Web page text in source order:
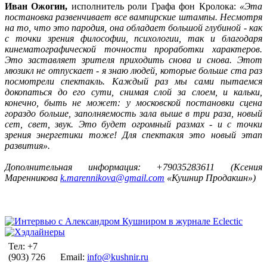
Иван Ожогин, исполнитель роли Графа фон Кролока: «Эта
постановка развенчивает все вампирские штампы. Несмотря
на то, что это пародия, она обладает большой глубиной - как
с точки зрения философии, психологии, так и благодаря
кинематографической точности проработки характеров.
Это заставляет зрителя приходить снова и снова. Этот
мюзикл не отпускает - я знаю людей, которые больше ста раз
посмотрели спектакль. Каждый раз мы сами пытаемся
докопаться до его сути, снимая слой за слоем, и кальки,
конечно, быть не может: у московской постановки сцена
гораздо больше, заполняемость зала выше в три раза, новый
сет, свет, звук. Это будет огромный размах - и с точки
зрения энергетики тоже! Для спектакля это новый этап
развития».
Дополнительная информация: +79035283611 (Ксения
Маренникова k.marennikova@gmail.com «Кушнир Продакшн»)
Тел: +7
(903) 726
Email: info@kushnir.ru